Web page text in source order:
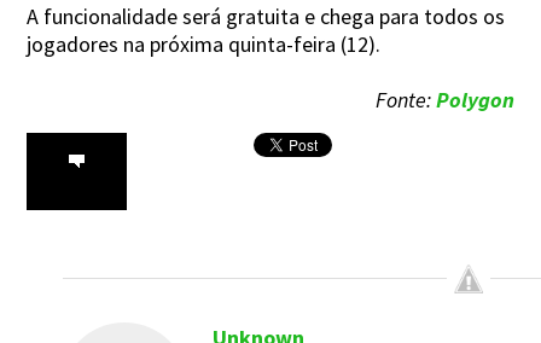
A funcionalidade será gratuita e chega para todos os
jogadores na próxima quinta-feira (12).
Fonte:Polygon
Unknown